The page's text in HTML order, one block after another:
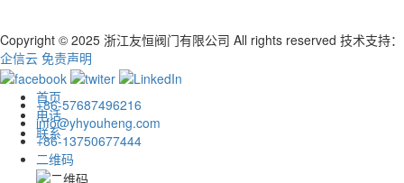
Copyright © 2025 浙江友恒阀门有限公司 All rights reserved 技术支持：
企信云 免责声明
首页
电话
联系
+86-57687496216
info@yhyouheng.com
+86-13750677444
二维码